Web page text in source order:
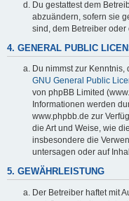
Du gestattest dem
abzuändern, sofern sie
sind, dem Betreiber oder
4. GENERAL PUBLIC
Du nimmst zur Kenntnis,
GNU General Public
von phpBB Limited
Informationen werden
www.phpbb.de zur
die Art und Weise, wie
insbesondere die
untersagen oder auf
5. GEWÄHRLEISTUNG
Der Betreiber haftet mit